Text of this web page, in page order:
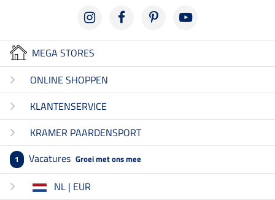
MEGA STORES
ONLINE SHOPPEN
KLANTENSERVICE
KRAMER PAARDENSPORT
1 Vacatures Groei met ons mee
NL | EUR